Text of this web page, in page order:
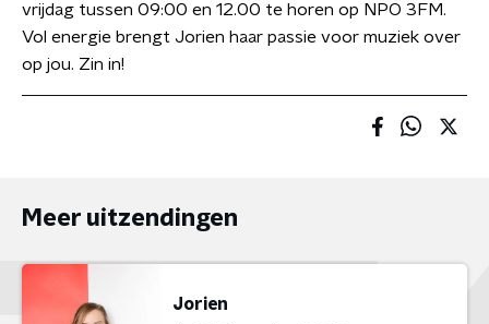
vrijdag tussen 09:00 en 12.00 te horen op NPO 3FM.
Vol energie brengt Jorien haar passie voor muziek over
op jou. Zin in!
Meer uitzendingen
Jorien